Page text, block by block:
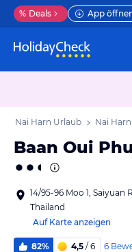
% Deals App
Nai Harn Urlaub Nai
Baan Oui
14/95-96 Moo 1, Saiyuan
Thailand
Auf Karte anzeigen
82% 4,5 / 6 6